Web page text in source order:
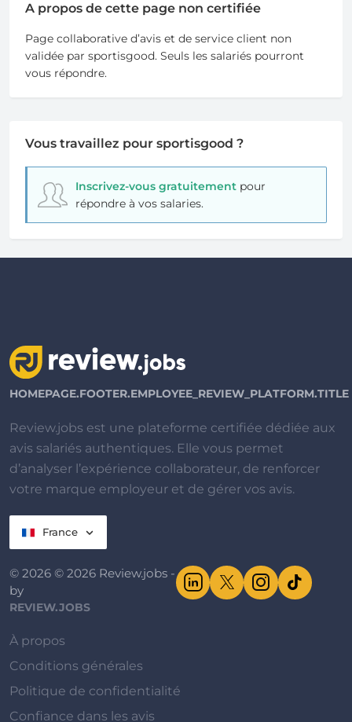
A propos de cette page non certifiée
Page collaborative d’avis et de service client non
validée par sportisgood. Seuls les salariés pourront
vous répondre.
Vous travaillez pour sportisgood ?
Inscrivez-vous gratuitementpour
répondre à vos salaries.
HOMEPAGE.FOOTER.EMPLOYEE_REVIEW_PLATFORM.TITLE
Review.jobs est une plateforme certifiée dédiée aux
avis salariés authentiques. Elle vous permet
d’analyser l’expérience collaborateur, de renforcer
votre marque employeur et de gérer vos avis.
France
© 2026 © 2026 Review.jobs -
by
REVIEW.JOBS
À propos
Conditions générales
Politique de confidentialité
Confiance dans les avis